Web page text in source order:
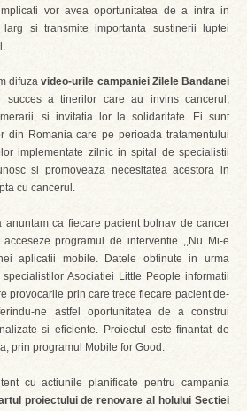
vor avea oportunitatea de a intra in
si transmite importanta sustinerii luptei
difuzavideo-urile campaniei Zilele Bandanei
succes a tinerilor care au invins cancerul,
si invitatia lor la solidaritate. Ei sunt
din Romania care pe perioada tratamentului
implementate zilnic in spital de specialistii
si promoveaza necesitatea acestora in
cu cancerul.
anuntam ca fiecare pacient bolnav de cancer
programul de interventie ,,Nu Mi-e
aplicatii mobile. Datele obtinute in urma
Asociatiei Little People informatii
provocarile prin care trece fiecare pacient de-
ne astfel oportunitatea de a construi
si eficiente. Proiectul este finantat de
prin programul Mobile for Good.
cu actiunile planificate pentru campania
proiectului de renovare al holului Sectiei